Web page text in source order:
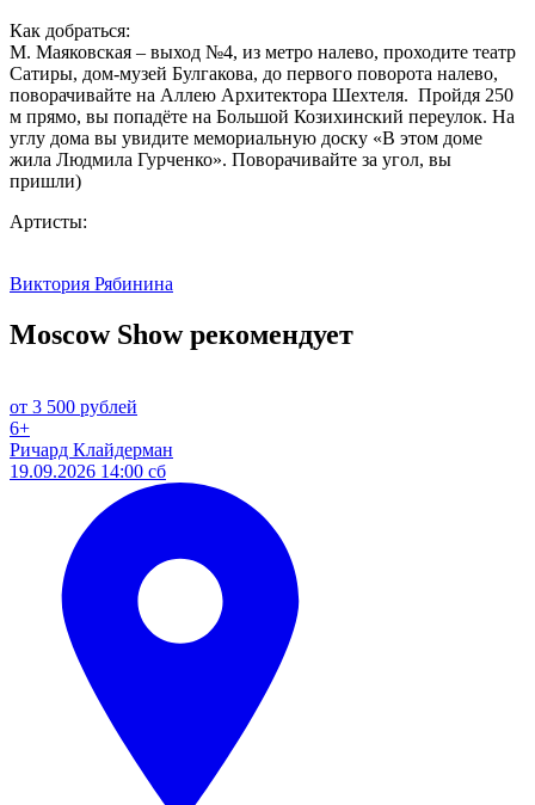
Как добраться:
М. Маяковская – выход №4, из метро налево, проходите театр
Сатиры, дом-музей Булгакова, до первого поворота налево,
поворачивайте на Аллею Архитектора Шехтеля. Пройдя 250
м прямо, вы попадёте на Большой Козихинский переулок. На
углу дома вы увидите мемориальную доску «В этом доме
жила Людмила Гурченко». Поворачивайте за угол, вы
пришли)
Артисты:
Виктория Рябинина
Moscow Show рекомендует
от 3 500 рублей
6+
Ричард Клайдерман
19.09.2026 14:00 сб